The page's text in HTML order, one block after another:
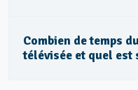
Combien de temps
télévisée et quel est